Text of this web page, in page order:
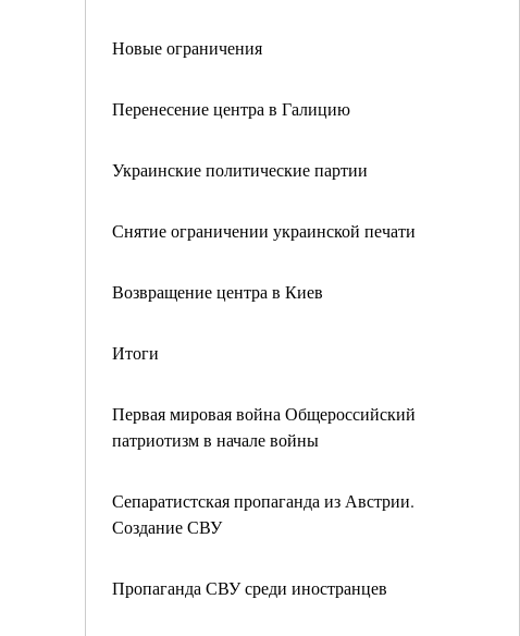
Новые ограничения
Перенесение центра в Галицию
Украинские политические партии
Снятие ограничении украинской печати
Возвращение центра в Киев
Итоги
Первая мировая война Общероссийский
патриотизм в начале войны
Сепаратистская пропаганда из Австрии.
Создание СВУ
Пропаганда СВУ среди иностранцев